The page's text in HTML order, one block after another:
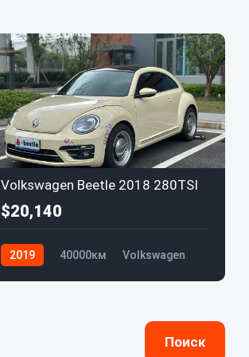
Volkswagen Beetle 2018 280TSI
$20,140
2019 40000км Volkswagen
Поиск